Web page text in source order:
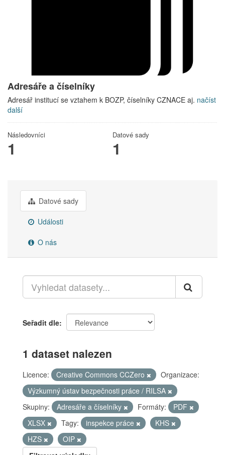
Adresáře a číselníky
Adresář institucí se vztahem k BOZP, číselníky CZNACE aj. načíst
další
Následovníci
1
Datové sady
1
Datové sady
Události
O nás
Seřadit dle
1 dataset nalezen
Licence: Creative Commons CCZero
Organizace:
Výzkumný ústav bezpečnosti práce / RILSA
Skupiny:
Adresáře a číselníky Formáty:
PDF
XLSX
Tagy: inspekce práce
KHS
HZS
OIP